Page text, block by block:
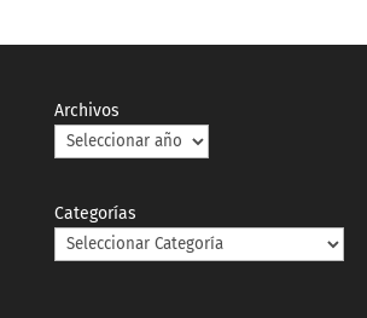
Archivos
Categorías